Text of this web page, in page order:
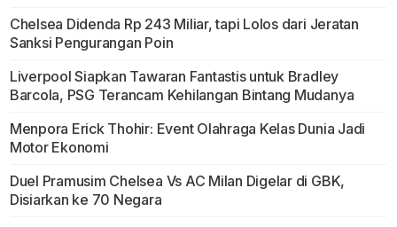
Chelsea Didenda Rp 243 Miliar, tapi Lolos dari Jeratan
Sanksi Pengurangan Poin
Liverpool Siapkan Tawaran Fantastis untuk Bradley
Barcola, PSG Terancam Kehilangan Bintang Mudanya
Menpora Erick Thohir: Event Olahraga Kelas Dunia Jadi
Motor Ekonomi
Duel Pramusim Chelsea Vs AC Milan Digelar di GBK,
Disiarkan ke 70 Negara